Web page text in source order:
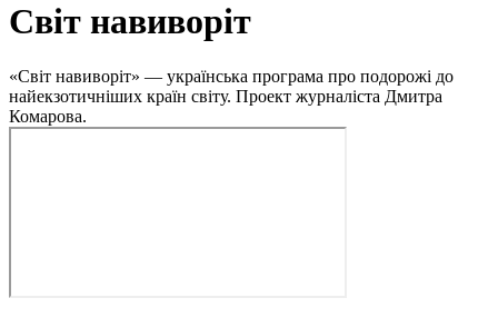
Світ навиворіт
«Світ навиворіт» — українська програма про подорожі до
найекзотичніших країн світу. Проект журналіста Дмитра
Комарова.